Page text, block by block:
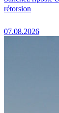
rétorsion
07.08.2026